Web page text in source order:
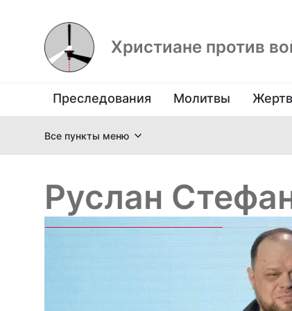
Христиане против
Преследования Молитвы
Все пункты меню
Руслан